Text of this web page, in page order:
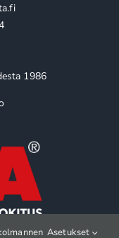
1986
Asetukset